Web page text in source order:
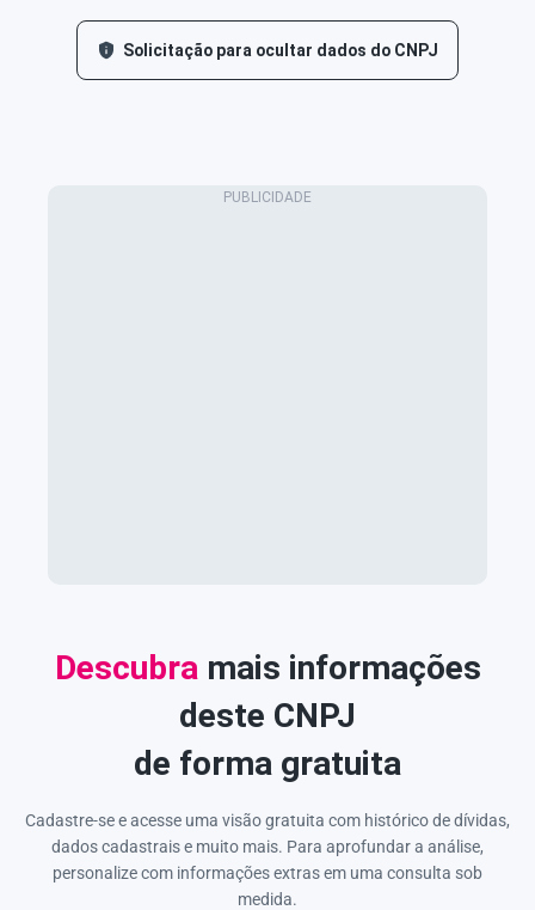
Solicitação para ocultar dados do CNPJ
Descubra mais informações
deste CNPJ
de forma gratuita
Cadastre-se e acesse uma visão gratuita com histórico de dívidas,
dados cadastrais e muito mais. Para aprofundar a análise,
personalize com informações extras em uma consulta sob
medida.